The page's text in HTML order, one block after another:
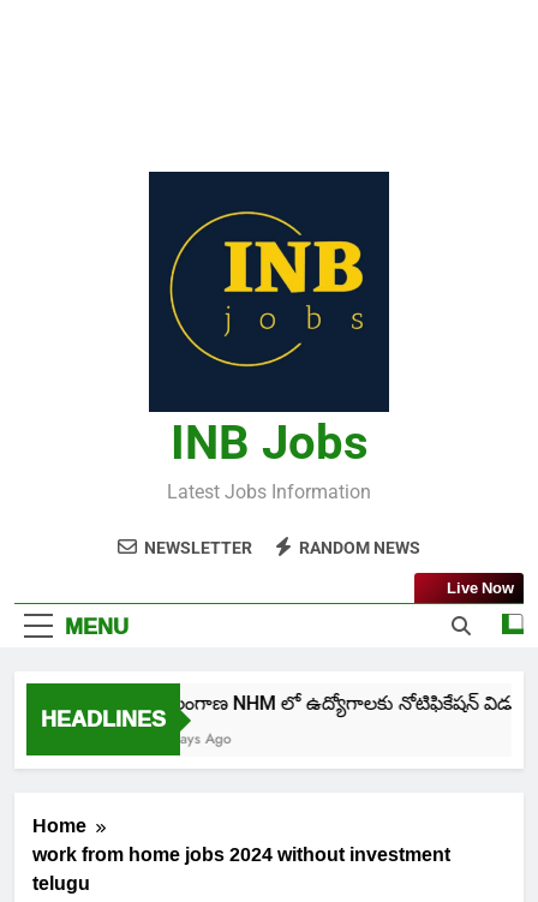
INB Jobs
Latest Jobs Information
NEWSLETTER RANDOM NEWS
MENU
Live Now
HEADLINESతెలంగాణ NHM లో ఉద్యోగాలకు నోటిఫికేషన్ విడుదల
6 Days Ago
Home
work from home jobs 2024 without investment
telugu